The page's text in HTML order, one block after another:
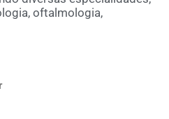
oftalmologia,